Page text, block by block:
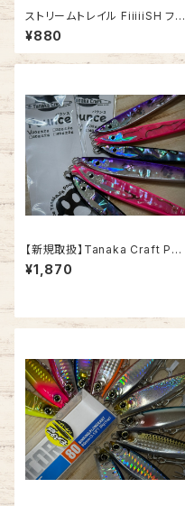
ストリームトレイル FiiiiiSH フィ
ッシュ エンブロイダリー ステッ
カー
¥880
【新規取扱】Tanaka Craft Po
unce シェル 20g/32g -パウン
ス シェル-
¥1,870